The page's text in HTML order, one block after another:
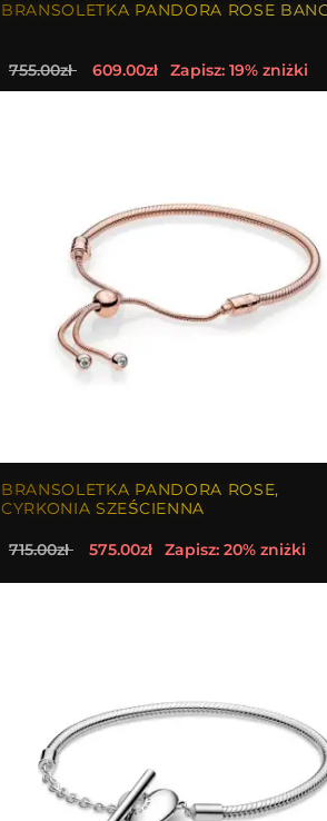
BRANSOLETKA PANDORA ROSE
755.00zł 609.00zł Zapisz: 19% zniżki
BRANSOLETKA PANDORA ROSE,
CYRKONIA SZEŚCIENNA
715.00zł 575.00zł Zapisz: 20% zniżki